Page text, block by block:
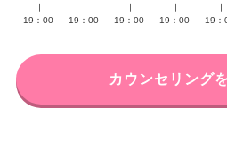
19：00
19：00
19：00
19：00
19：
カウンセリング